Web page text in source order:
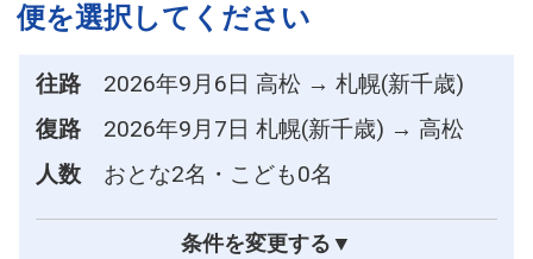
便を選択してください
往路
2026年9月6日 高松 → 札幌(新千歳)
復路
2026年9月7日 札幌(新千歳) → 高松
人数
おとな2名・こども0名
条件を変更する▼